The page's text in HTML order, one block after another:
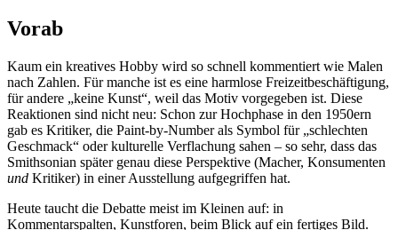
Vorab
Kaum ein kreatives Hobby wird so schnell kommentiert wie Malen
nach Zahlen. Für manche ist es eine harmlose Freizeitbeschäftigung,
für andere „keine Kunst“, weil das Motiv vorgegeben ist. Diese
Reaktionen sind nicht neu: Schon zur Hochphase in den 1950ern
gab es Kritiker, die Paint-by-Number als Symbol für „schlechten
Geschmack“ oder kulturelle Verflachung sahen – so sehr, dass das
Smithsonian später genau diese Perspektive (Macher, Konsumenten
und Kritiker) in einer Ausstellung aufgegriffen hat.
Heute taucht die Debatte meist im Kleinen auf: in
Kommentarspalten, Kunstforen, beim Blick auf ein fertiges Bild.